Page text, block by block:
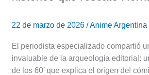
22 de marzo de 2026 /Anime Argentina
El periodista especializado compartió
invaluable de la arqueología editorial:
de los 60′ que explica el origen del
rescató
Panessi